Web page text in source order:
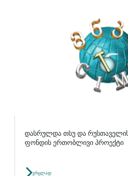
დასრულდა თსუ და
ფონდის ერთობლივი პროექტი
ვრცლად